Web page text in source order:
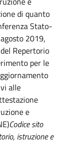
di quanto
Stato-
2019,
Repertorio
per le
alle
e
Codice sito
istruzione e